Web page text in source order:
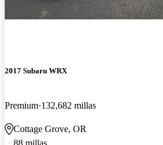
2017 Subaru WRX
Premium 132,682 millas
Cottage Grove, OR